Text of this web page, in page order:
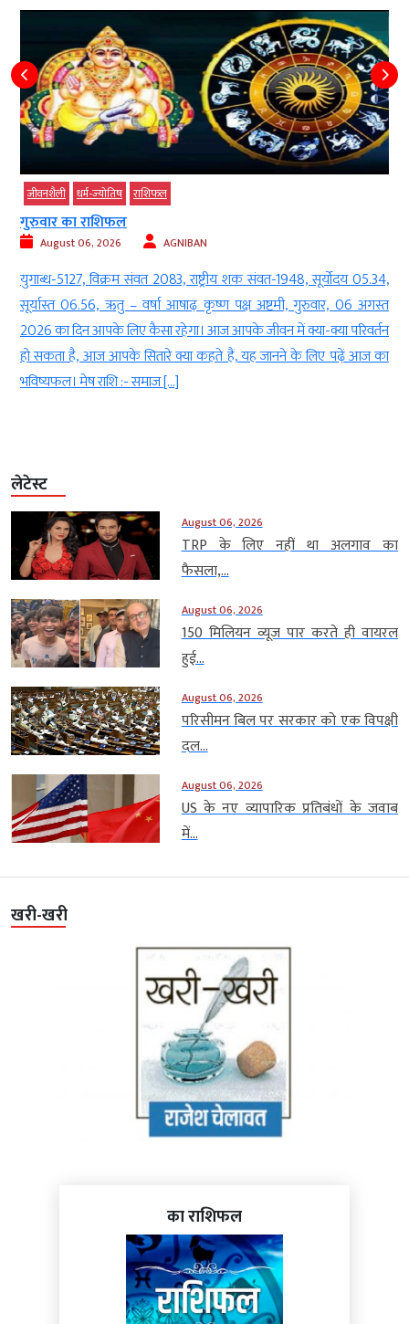
जीवनशैली धर्म-ज्‍योतिष राशिफल
गुरुवार का राशिफल
August 06, 2026 AGNIBAN
युगाब्ध-5127, विक्रम संवत 2083, राष्ट्रीय शक संवत-1948, सूर्योदय 05.34,
सूर्यास्त 06.56, ऋतु – वर्षा आषाढ़ कृष्ण पक्ष अष्टमी, गुरुवार, 06 अगस्त
2026 का दिन आपके लिए कैसा रहेगा। आज आपके जीवन में क्या-क्या परिवर्तन
हो सकता है, आज आपके सितारे क्या कहते हैं, यह जानने के लिए पढ़ें आज का
भविष्यफल। मेष राशि :- समाज […]
लेटेस्ट
August 06, 2026
TRP के लिए नहीं था अलगाव का
फैसला,...
August 06, 2026
150 मिलियन व्यूज पार करते ही वायरल
हुई...
August 06, 2026
परिसीमन बिल पर सरकार को एक विपक्षी
दल...
August 06, 2026
US के नए व्यापारिक प्रतिबंधों के जवाब
में...
खरी-खरी
का राशिफल